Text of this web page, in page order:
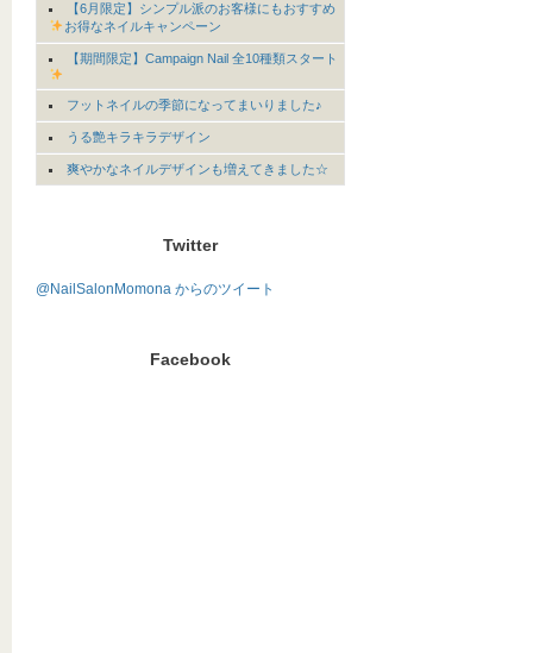
【6月限定】シンプル派のお客様にもおすすめ
お得なネイルキャンペーン
【期間限定】Campaign Nail 全10種類スタート
フットネイルの季節になってまいりました♪
うる艶キラキラデザイン
爽やかなネイルデザインも増えてきました☆
Twitter
@NailSalonMomona からのツイート
Facebook